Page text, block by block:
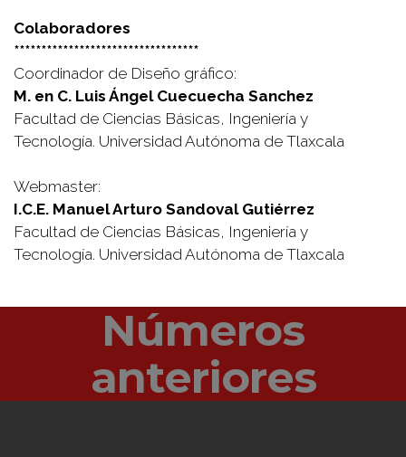
Colaboradores
**********************************
Coordinador de Diseño gráfico:
M. en C. Luis Ángel Cuecuecha Sanchez
Facultad de Ciencias Básicas, Ingeniería y
Tecnología. Universidad Autónoma de Tlaxcala
Webmaster:
I.C.E. Manuel Arturo Sandoval Gutiérrez
Facultad de Ciencias Básicas, Ingeniería y
Tecnología. Universidad Autónoma de Tlaxcala
Números
anteriores